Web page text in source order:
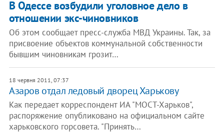
В Одессе возбудили уголовное дело в
отношении экс-чиновников
Об этом сообщает пресс-служба МВД Украины. Так, за
присвоение объектов коммунальной собственности
бывшим чиновникам грозит…
18 червня 2011, 07:37
Азаров отдал ледовый дворец Харькову
Как передает корреспондент ИА "МОСТ-Харьков",
распоряжение опубликовано на официальном сайте
харьковского горсовета. "Принять…